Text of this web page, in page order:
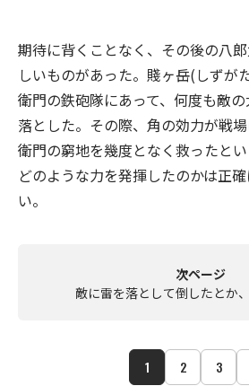
期待に背くことなく、その後の八
しいものがあった。賤ヶ岳(しずが
衛門の鉄砲隊にあって、何度も敵
落とした。その際、角の効力が戦
衛門の窮地を幾度となく救ったと
どのような力を発揮したのかは正
い。
次ページ
敵に雷を落として倒したとか
1 2 3